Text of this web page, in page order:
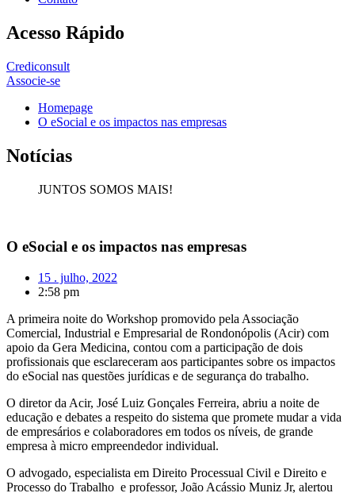
Acesso Rápido
Crediconsult
Associe-se
Homepage
O eSocial e os impactos nas empresas
Notícias
JUNTOS SOMOS MAIS!
O eSocial e os impactos nas empresas
15 . julho, 2022
2:58 pm
A primeira noite do Workshop promovido pela Associação
Comercial, Industrial e Empresarial de Rondonópolis (Acir) com
apoio da Gera Medicina, contou com a participação de dois
profissionais que esclareceram aos participantes sobre os impactos
do eSocial nas questões jurídicas e de segurança do trabalho.
O diretor da Acir, José Luiz Gonçales Ferreira, abriu a noite de
educação e debates a respeito do sistema que promete mudar a vida
de empresários e colaboradores em todos os níveis, de grande
empresa à micro empreendedor individual.
O advogado, especialista em Direito Processual Civil e Direito e
Processo do Trabalho e professor, João Acássio Muniz Jr, alertou